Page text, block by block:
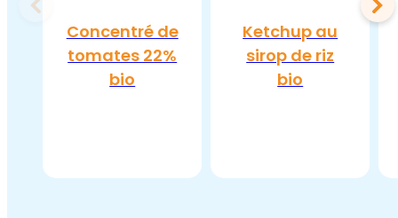
Concentré de
tomates 22%
bio
Ketchup au
sirop de riz
bio